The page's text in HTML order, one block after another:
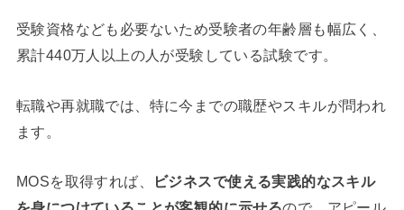
受験資格なども必要ないため受験者の年齢層も幅広く、
累計440万人以上の人が受験している試験です。
転職や再就職では、特に今までの職歴やスキルが問われ
ます。
MOSを取得すれば、
ビジネスで使える実践的なスキル